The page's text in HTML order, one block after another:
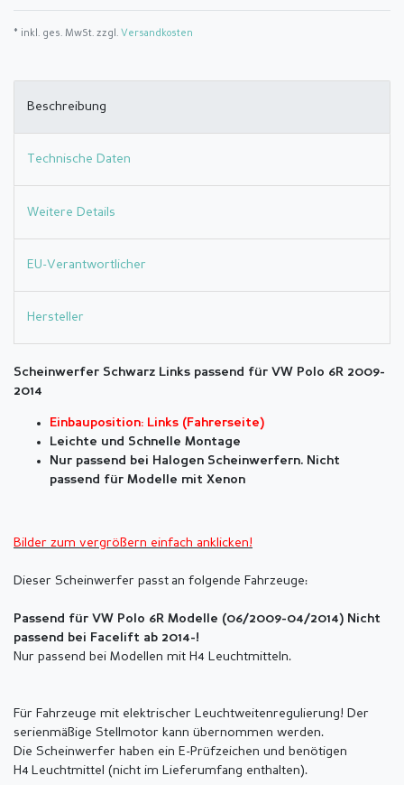
* inkl. ges. MwSt. zzgl. Versandkosten
Beschreibung
Technische Daten
Weitere Details
EU-Verantwortlicher
Hersteller
Scheinwerfer Schwarz Links passend für VW Polo 6R 2009-
2014
Einbauposition: Links (Fahrerseite)
Leichte und Schnelle Montage
Nur passend bei Halogen Scheinwerfern. Nicht
passend für Modelle mit Xenon
Bilder zum vergrößern einfach anklicken!
Dieser Scheinwerfer passt an folgende Fahrzeuge:
Passend für VW Polo 6R Modelle (06/2009-04/2014) Nicht
passend bei Facelift ab 2014-!
Nur passend bei Modellen mit H4 Leuchtmitteln.
Für Fahrzeuge mit elektrischer Leuchtweitenregulierung! Der
serienmäßige Stellmotor kann übernommen werden.
Die Scheinwerfer haben ein E-Prüfzeichen und benötigen
H4 Leuchtmittel (nicht im Lieferumfang enthalten).